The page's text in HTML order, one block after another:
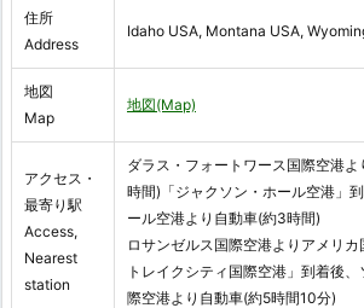
住所
Address
Idaho USA, Montana USA,
地図
Map
地図(Map)
アクセス・
最寄り駅
Access,
Nearest
station
ダラス・フォートワース国際空港
時間)「ジャクソン・ホール空港」
ール空港より自動車(約3時間)
ロサンゼルス国際空港よりアメリ
トレイクシティ国際空港」到着後
際空港より自動車(約5時間10分)